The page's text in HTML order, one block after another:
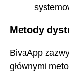
Metody
BivaApp
głównymi